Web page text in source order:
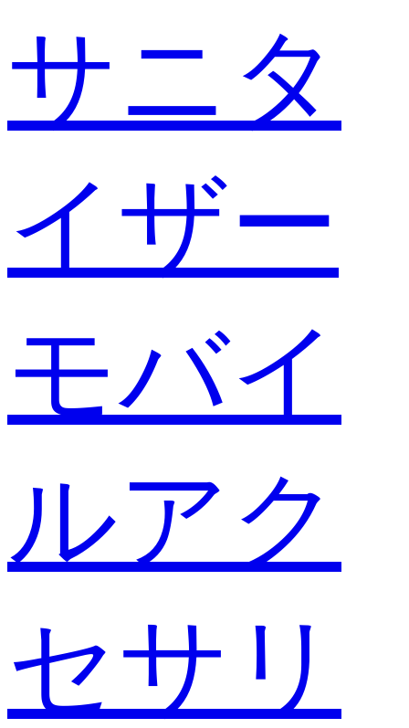
サニタ
イザー
モバイ
ルアク
セサリ